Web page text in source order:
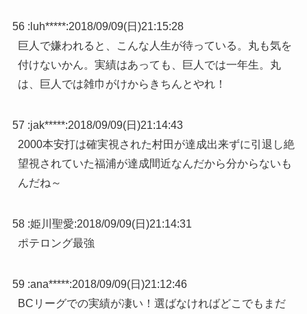
56 : luh*****:2018/09/09(日)21:15:28
巨人で嫌われると、こんな人生が待っている。丸も気を
付けないかん。実績はあっても、巨人では一年生。丸
は、巨人では雑巾がけからきちんとやれ！
57 :jak*****:2018/09/09(日)21:14:43
2000本安打は確実視された村田が達成出来ずに引退し絶
望視されていた福浦が達成間近なんだから分からないも
んだね～
58 :姫川聖愛:2018/09/09(日)21:14:31
ポテロング最強
59 :ana*****:2018/09/09(日)21:12:46
BCリーグでの実績が凄い！選ばなければどこでもまだ